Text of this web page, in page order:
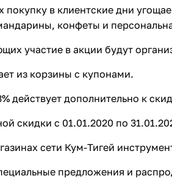
в клиентские дни
конфеты и
участие в акции будут
из корзины с купонами.
действует дополнительно к
скидки с 01.01.2020 по
сети Кум-Тигей
предложения и
Остались вопросы?
8 800 302-02-51
plait.ru